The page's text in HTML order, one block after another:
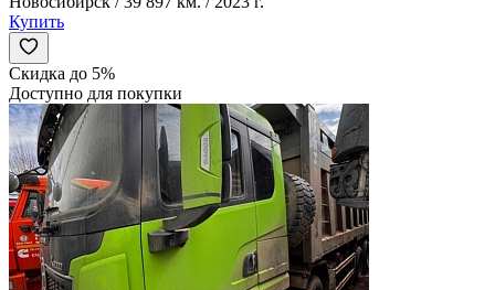
Купить
Скидка до 5%
Доступно для покупки